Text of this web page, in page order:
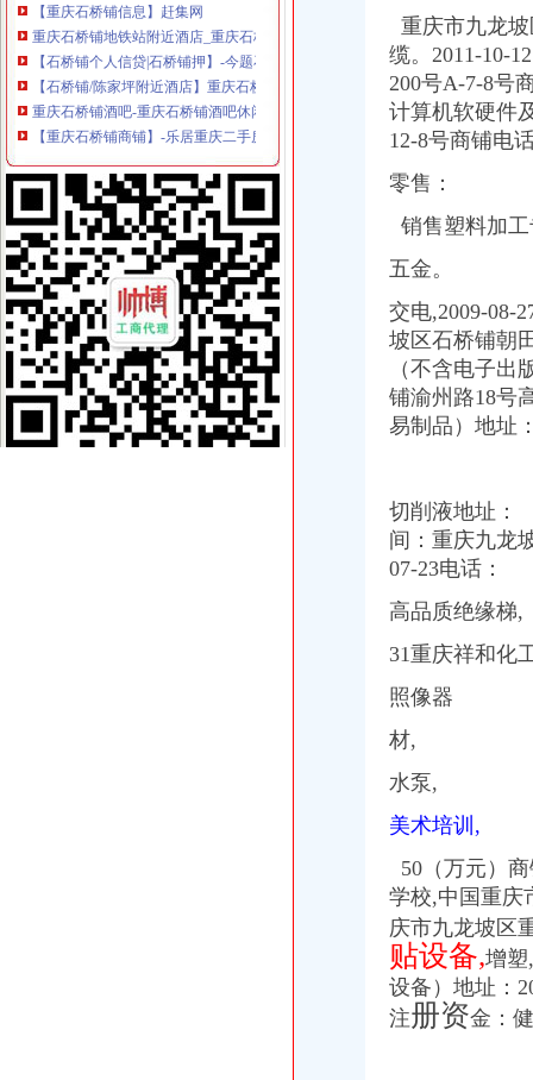
【石桥铺个人信贷|石桥铺押】-今题石桥铺网
【石桥铺/陈家坪附近酒店】重庆石桥铺/陈家坪附近宾馆_重庆石桥铺/
重庆石桥铺酒吧-重庆石桥铺酒吧休闲娱乐-大众点评网
【重庆石桥铺商铺】-乐居重庆二手房
【石桥铺通讯业务|石桥铺通讯业务信息】-重庆58同城
资石桥铺镇购物-大众点评网
重庆市石桥铺中学
石桥铺有没有做网络推广的？有工作经验的更好。-爱问知识人
重庆市石桥铺网吧|重庆市石桥铺网吧网站
石桥铺赶场_老磨_新浪博客
【石桥铺邮政所】石桥铺邮政所电话,石桥铺邮政所地址_图吧地图
石桥铺到龙水湖怎么走_艺龙旅行网
石桥铺到山洞怎么走_艺龙旅行网
【重庆石桥铺社区招聘信息】-看准网
【石桥铺天府鲫鱼团购】_美团网
【石桥铺门票|石桥铺门票转让】-今题石桥铺门票网
【石桥铺商铺/招租|石桥铺门面】-绵赶集网
石桥铺商圈：升级改造6个便民服务亭
重庆石桥铺/陈家坪附近酒店查询_重庆石桥铺/陈家坪附近宾馆预订
石桥铺总价25万起的单配+精装修现房+4年租约,重庆九龙坡石桥铺石
【石桥铺精致轮廓_石桥铺提升轮廓_石桥铺脸部轮廓整形】-58到家
【石桥铺租房|石桥铺租房网|重庆九龙坡石桥铺租房信息】-重庆58同城
重庆市九龙
缆。2011-10-
200号A-7-8号
计算机软硬件
12-8号商铺电
零售：
销售塑料加
五金。
交电,2009-08-
坡区石桥铺朝
（不含电子出
铺渝州路18号
易制品）地址
切削液地址：
间：重庆九龙
07-23电话：
高品质绝缘梯,
31重庆祥和化
照像器
材,
水泵,
美术培训,
50（万元）
学校,中国重庆
庆市九龙坡区
贴设备,增塑
设备）地址：
注册资金：